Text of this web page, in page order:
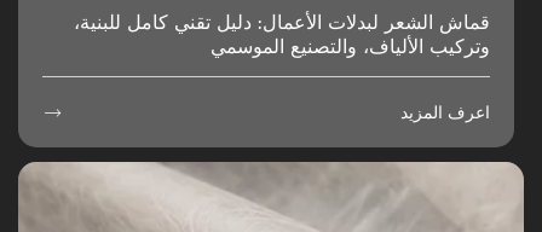
قماش الشعر لبدلات الأعمال: دليل تقني كامل للبنية،
وتركيب الألياف، والتصنيع الموسمي
اعرف المزيد 